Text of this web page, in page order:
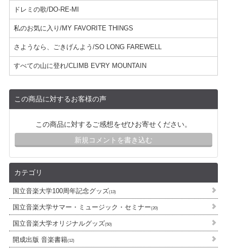
カテゴリ
国立音楽大学100周年記念グッズ(13)
国立音楽大学サマー・ミュージック・セミナー(20)
国立音楽大学オリジナルグッズ(50)
開成出版 音楽書籍(12)
ドレミの歌/DO-RE-MI
私のお気に入り/MY FAVORITE THINGS
さようなら、ごきげんよう/SO LONG FAREWELL
すべての山に登れ/CLIMB EV'RY MOUNTAIN
この商品に対するお客様の声
この商品に対するご感想をぜひお寄せください。
新規コメントを書き込む